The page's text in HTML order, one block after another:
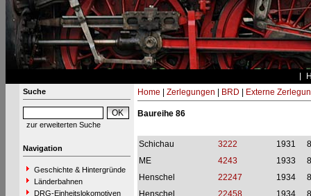
Suche
zur erweiterten Suche
Navigation
Geschichte & Hintergründe
Länderbahnen
DRG-Einheitslokomotiven
Home Zerlegungen BRD Externe
Baureihe 86
Schichau 3222 1931
ME
4243 1933
Henschel
22247 1934
Henschel
22458 1934